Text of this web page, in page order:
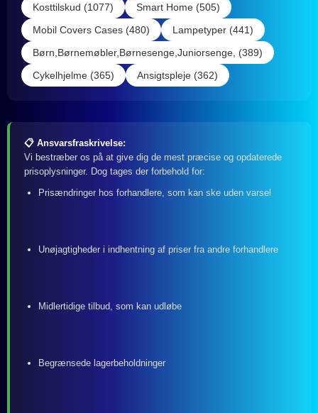
Kosttilskud (1077)
Smart Home (505)
Mobil Covers Cases (480)
Lampetyper (441)
Børn,Børnemøbler,Børnesenge,Juniorsenge, (389)
Cykelhjelme (365)
Ansigtspleje (362)
📋 Ansvarsfraskrivelse:
Vi bestræber os på at give dig de mest præcise og opdaterede
prisoplysninger. Dog tages der forbehold for:
Prisændringer hos forhandlere, som kan ske uden varsel
Unøjagtigheder i indhentning af priser fra andre forhandlere
Midlertidige tilbud, som kan udløbe
Begrænsede lagerbeholdninger